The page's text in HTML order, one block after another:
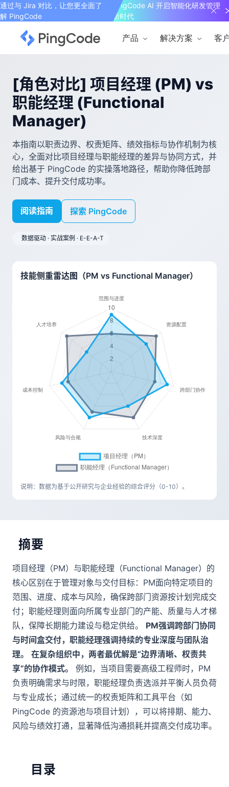
通过与 Jira 对比，让您更全面了
解 PingCode
PingCode AI 开启智能化研发管理
新时代
产品 解决方案 客
[角色对比] 项目经理 (PM) vs
职能经理 (Functional
Manager)
本指南以职责边界、权责矩阵、绩效指标与协作机制为核
心，全面对比项目经理与职能经理的差异与协同方式，并
给出基于 PingCode 的实操落地路径，帮助你降低跨部
门成本、提升交付成功率。
阅读指南 探索 PingCode
数据驱动 · 实战案例 · E-E-A-T
技能侧重雷达图（PM vs Functional Manager）
说明：数据为基于公开研究与企业经验的综合评分（0-10）。
摘要
项目经理（PM）与职能经理（Functional Manager）的
核心区别在于管理对象与交付目标：PM面向特定项目的
范围、进度、成本与风险，确保跨部门资源按计划完成交
付；职能经理则面向所属专业部门的产能、质量与人才梯
队，保障长期能力建设与稳定供给。 PM强调跨部门协同
与时间盒交付，职能经理强调持续的专业深度与团队治
理。
在复杂组织中，两者最优解是“边界清晰、权责共
享”的协作模式。
例如，当项目需要高级工程师时，PM
负责明确需求与时限，职能经理负责选派并平衡人员负荷
与专业成长；通过统一的权责矩阵和工具平台（如
PingCode 的资源池与项目计划），可以将排期、能力、
风险与绩效打通，显著降低沟通损耗并提高交付成功率。
目录